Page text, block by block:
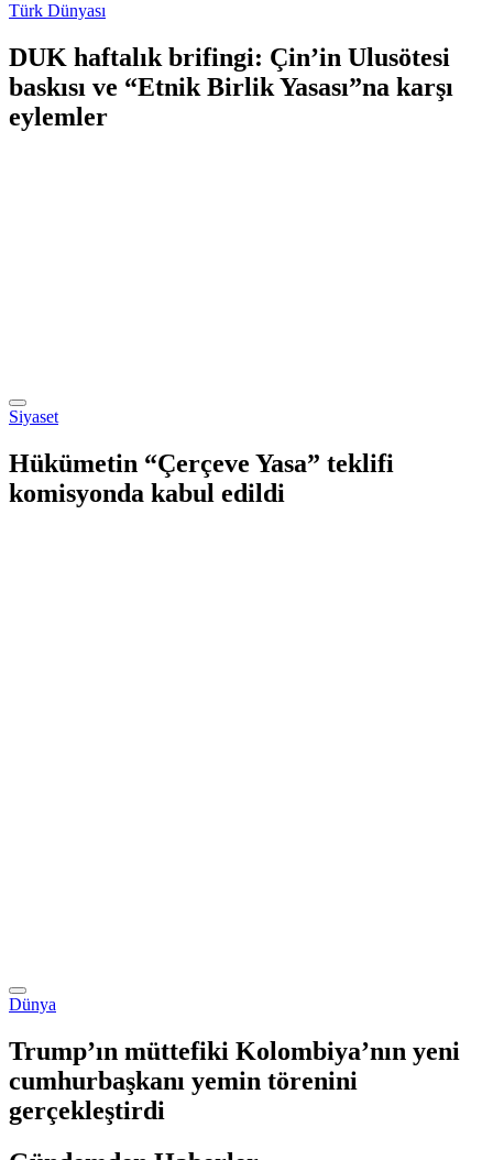
Türk Dünyası
DUK haftalık brifingi: Çin’in Ulusötesi
baskısı ve “Etnik Birlik Yasası”na karşı
eylemler
Siyaset
Hükümetin “Çerçeve Yasa” teklifi
komisyonda kabul edildi
Dünya
Trump’ın müttefiki Kolombiya’nın yeni
cumhurbaşkanı yemin törenini
gerçekleştirdi